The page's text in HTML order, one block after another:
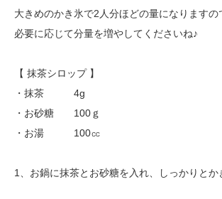
大きめのかき氷で2人分ほどの量になりますの
必要に応じて分量を増やしてくださいね♪
【 抹茶シロップ 】
・抹茶 4g
・お砂糖 100ｇ
・お湯 100㏄
1、お鍋に抹茶とお砂糖を入れ、しっかりとか